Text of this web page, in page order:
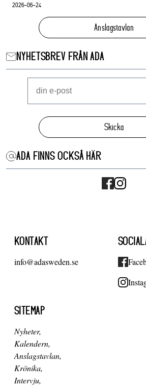
2026-06-24
Anslagstavlan
NYHETSBREV FRÅN ADA
Skicka
ADA FINNS OCKSÅ HÄR
KONTAKT
info@adasweden.se
SITEMAP
Nyheter
Kalendern
Anslagstavlan
Krönika
Intervju